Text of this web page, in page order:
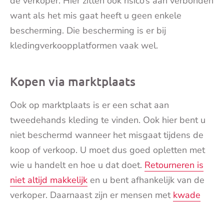
want als het mis gaat heeft u geen enkele
bescherming. Die bescherming is er bij
kledingverkoopplatformen vaak wel.
Kopen via marktplaats
Ook op marktplaats is er een schat aan
tweedehands kleding te vinden. Ook hier bent u
niet beschermd wanneer het misgaat tijdens de
koop of verkoop. U moet dus goed opletten met
wie u handelt en hoe u dat doet. Retourneren is
niet altijd makkelijk en u bent afhankelijk van de
verkoper. Daarnaast zijn er mensen met kwade